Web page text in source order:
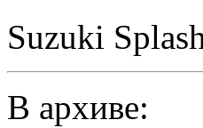
Suzuki
В архиве: